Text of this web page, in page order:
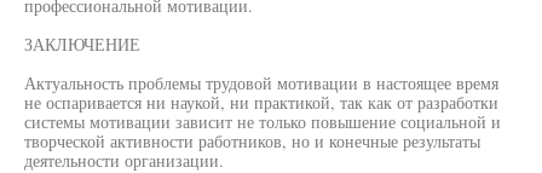
профессиональной мотивации.
ЗАКЛЮЧЕНИЕ
Актуальность проблемы трудовой мотивации в настоящее время
не оспаривается ни наукой, ни практикой, так как от разработки
системы мотивации зависит не только повышение социальной и
творческой активности работников, но и конечные результаты
деятельности организации.